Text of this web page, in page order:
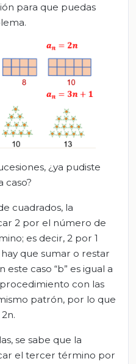
para que puedas
¿ya pudiste
caso?
cuadrados, la
2 por el número de
es decir, 2 por 1
que sumar o restar
este caso “b” es igual a
con las
patrón, por lo que
se sabe que la
el tercer término por